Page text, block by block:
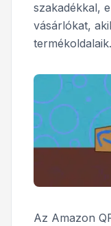
szakadékkal,
vásárlókat,
termékoldalaik.
Az Amazon